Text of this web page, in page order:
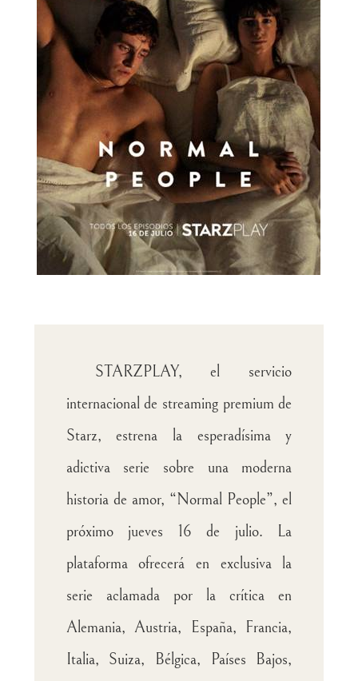
STARZPLAY, el servicio
internacional de streaming premium de
Starz, estrena la esperadísima y
adictiva serie sobre una moderna
historia de amor, “Normal People”, el
próximo jueves 16 de julio. La
plataforma ofrecerá en exclusiva la
serie aclamada por la crítica en
Alemania, Austria, España, Francia,
Italia, Suiza, Bélgica, Países Bajos,